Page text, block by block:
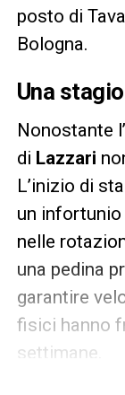
posto di
Bologna.
Una
Nonostante
di Lazzari
L’inizio di
un infortunio
nelle
una pedina
garantire
fisici hanno
settimane.